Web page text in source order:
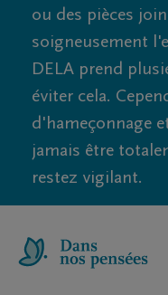
ou des pièces
soigneusement
DELA prend
éviter cela.
d'hameçonnage
jamais être
restez vigilant.